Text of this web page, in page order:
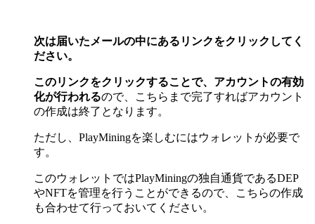
次は届いたメールの中にあるリンクをクリックしてく
ださい。
このリンクをクリックすることで、アカウントの有効
化が行われるので、こちらまで完了すればアカウント
の作成は終了となります。
ただし、PlayMiningを楽しむにはウォレットが必要で
す。
このウォレットではPlayMiningの独自通貨であるDEP
やNFTを管理を行うことができるので、こちらの作成
も合わせて行っておいてください。